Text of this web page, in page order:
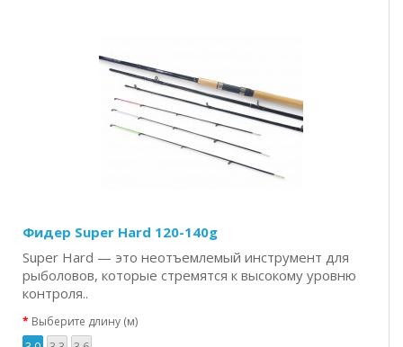
Фидер Super Hard 120-140g
Super Hard — это неотъемлемый инструмент для
рыболовов, которые стремятся к высокому уровню
контроля..
Выберите длину (м)